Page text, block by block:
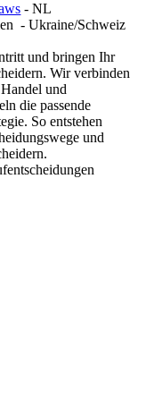
- NL
- Ukraine/Schweiz
und bringen Ihr
Wir verbinden
und
die passende
So entstehen
und